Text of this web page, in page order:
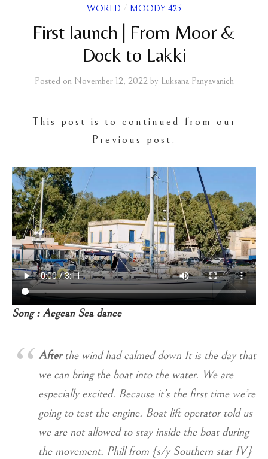
WORLD / MOODY 425
First launch | From Moor &
Dock to Lakki
Posted on November 12, 2022 by Luksana Panyavanich
This post is to continued from our
Previous post.
Song : Aegean Sea dance
Afterthe wind had calmed down It is the day that
we can bring the boat into the water. We are
especially excited. Because it’s the first time we’re
going to test the engine. Boat lift operator told us
we are not allowed to stay inside the boat during
the movement. Phill from {s/y Southern star IV}